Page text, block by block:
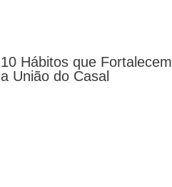
10 Hábitos que Fortalecem
a União do Casal